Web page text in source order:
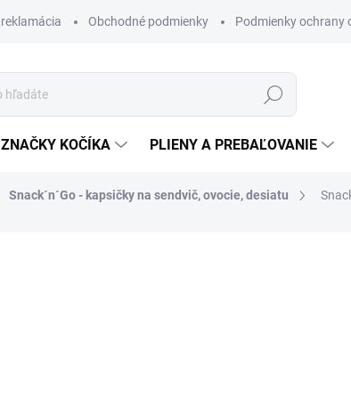
Obchodné podmienky Podmienky ochrany
Hľadať
KOČÍKA PLIENY A PREBAĽOVANIE
Snack´n´Go - kapsičky na sendvič, ovocie, desiatu